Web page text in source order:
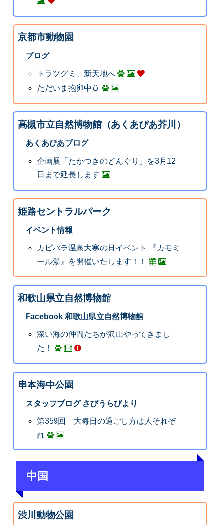
京都市動物園
ブログ
トラツグミ、新天地へ
ただいま抱卵中🥚
高槻市立自然博物館（あくあぴあ芥川）
あくあぴあブログ
企画展「たかつきのどんぐり」を3月12
日まで延長します
姫路セントラルパーク
イベント情報
カピバラ温泉大寒の日イベント 『カモミ
ール湯』を開催いたします！！
和歌山県立自然博物館
Facebook 和歌山県立自然博物館
深い海の仲間たちが沢山やってきまし
た！
串本海中公園
スタッフブログ さびうらびより
第359回 大晦日の過ごし方は人それぞ
れ
中国
渋川動物公園